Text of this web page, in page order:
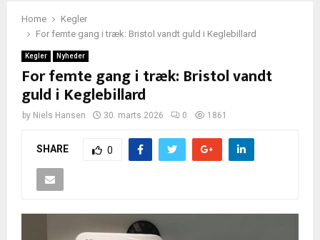
Home
Kegler
For femte gang i træk: Bristol vandt guld i Keglebillard
Kegler Nyheder
For femte gang i træk: Bristol vandt
guld i Keglebillard
by Niels Hansen 30. marts 2026 0 1861
SHARE 0